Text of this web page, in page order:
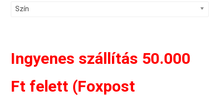
Szín
Ingyenes szállítás 50.000
Ft felett (Foxpost